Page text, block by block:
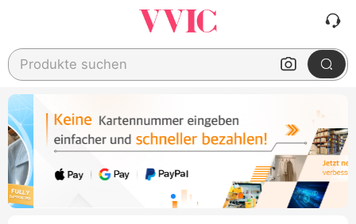
Produkte suchen